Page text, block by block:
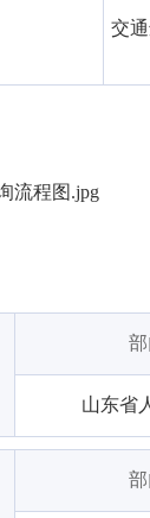
交
流程图.jpg
部
山东省
部